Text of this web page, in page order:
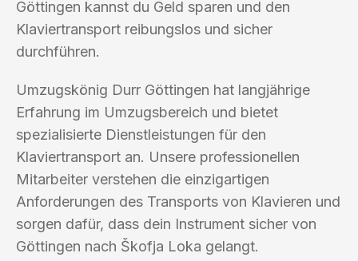
Göttingen kannst du Geld sparen und den
Klaviertransport reibungslos und sicher
durchführen.
Umzugskönig Durr Göttingen hat langjährige
Erfahrung im Umzugsbereich und bietet
spezialisierte Dienstleistungen für den
Klaviertransport an. Unsere professionellen
Mitarbeiter verstehen die einzigartigen
Anforderungen des Transports von Klavieren und
sorgen dafür, dass dein Instrument sicher von
Göttingen nach Škofja Loka gelangt.